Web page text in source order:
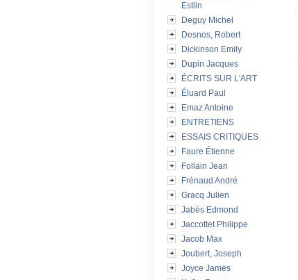
Estlin
Deguy Michel
Desnos, Robert
Dickinson Emily
Dupin Jacques
ÉCRITS SUR L'ART
Éluard Paul
Emaz Antoine
ENTRETIENS
ESSAIS CRITIQUES
Faure Étienne
Follain Jean
Frénaud André
Gracq Julien
Jabès Edmond
Jaccottet Philippe
Jacob Max
Joubert, Joseph
Joyce James